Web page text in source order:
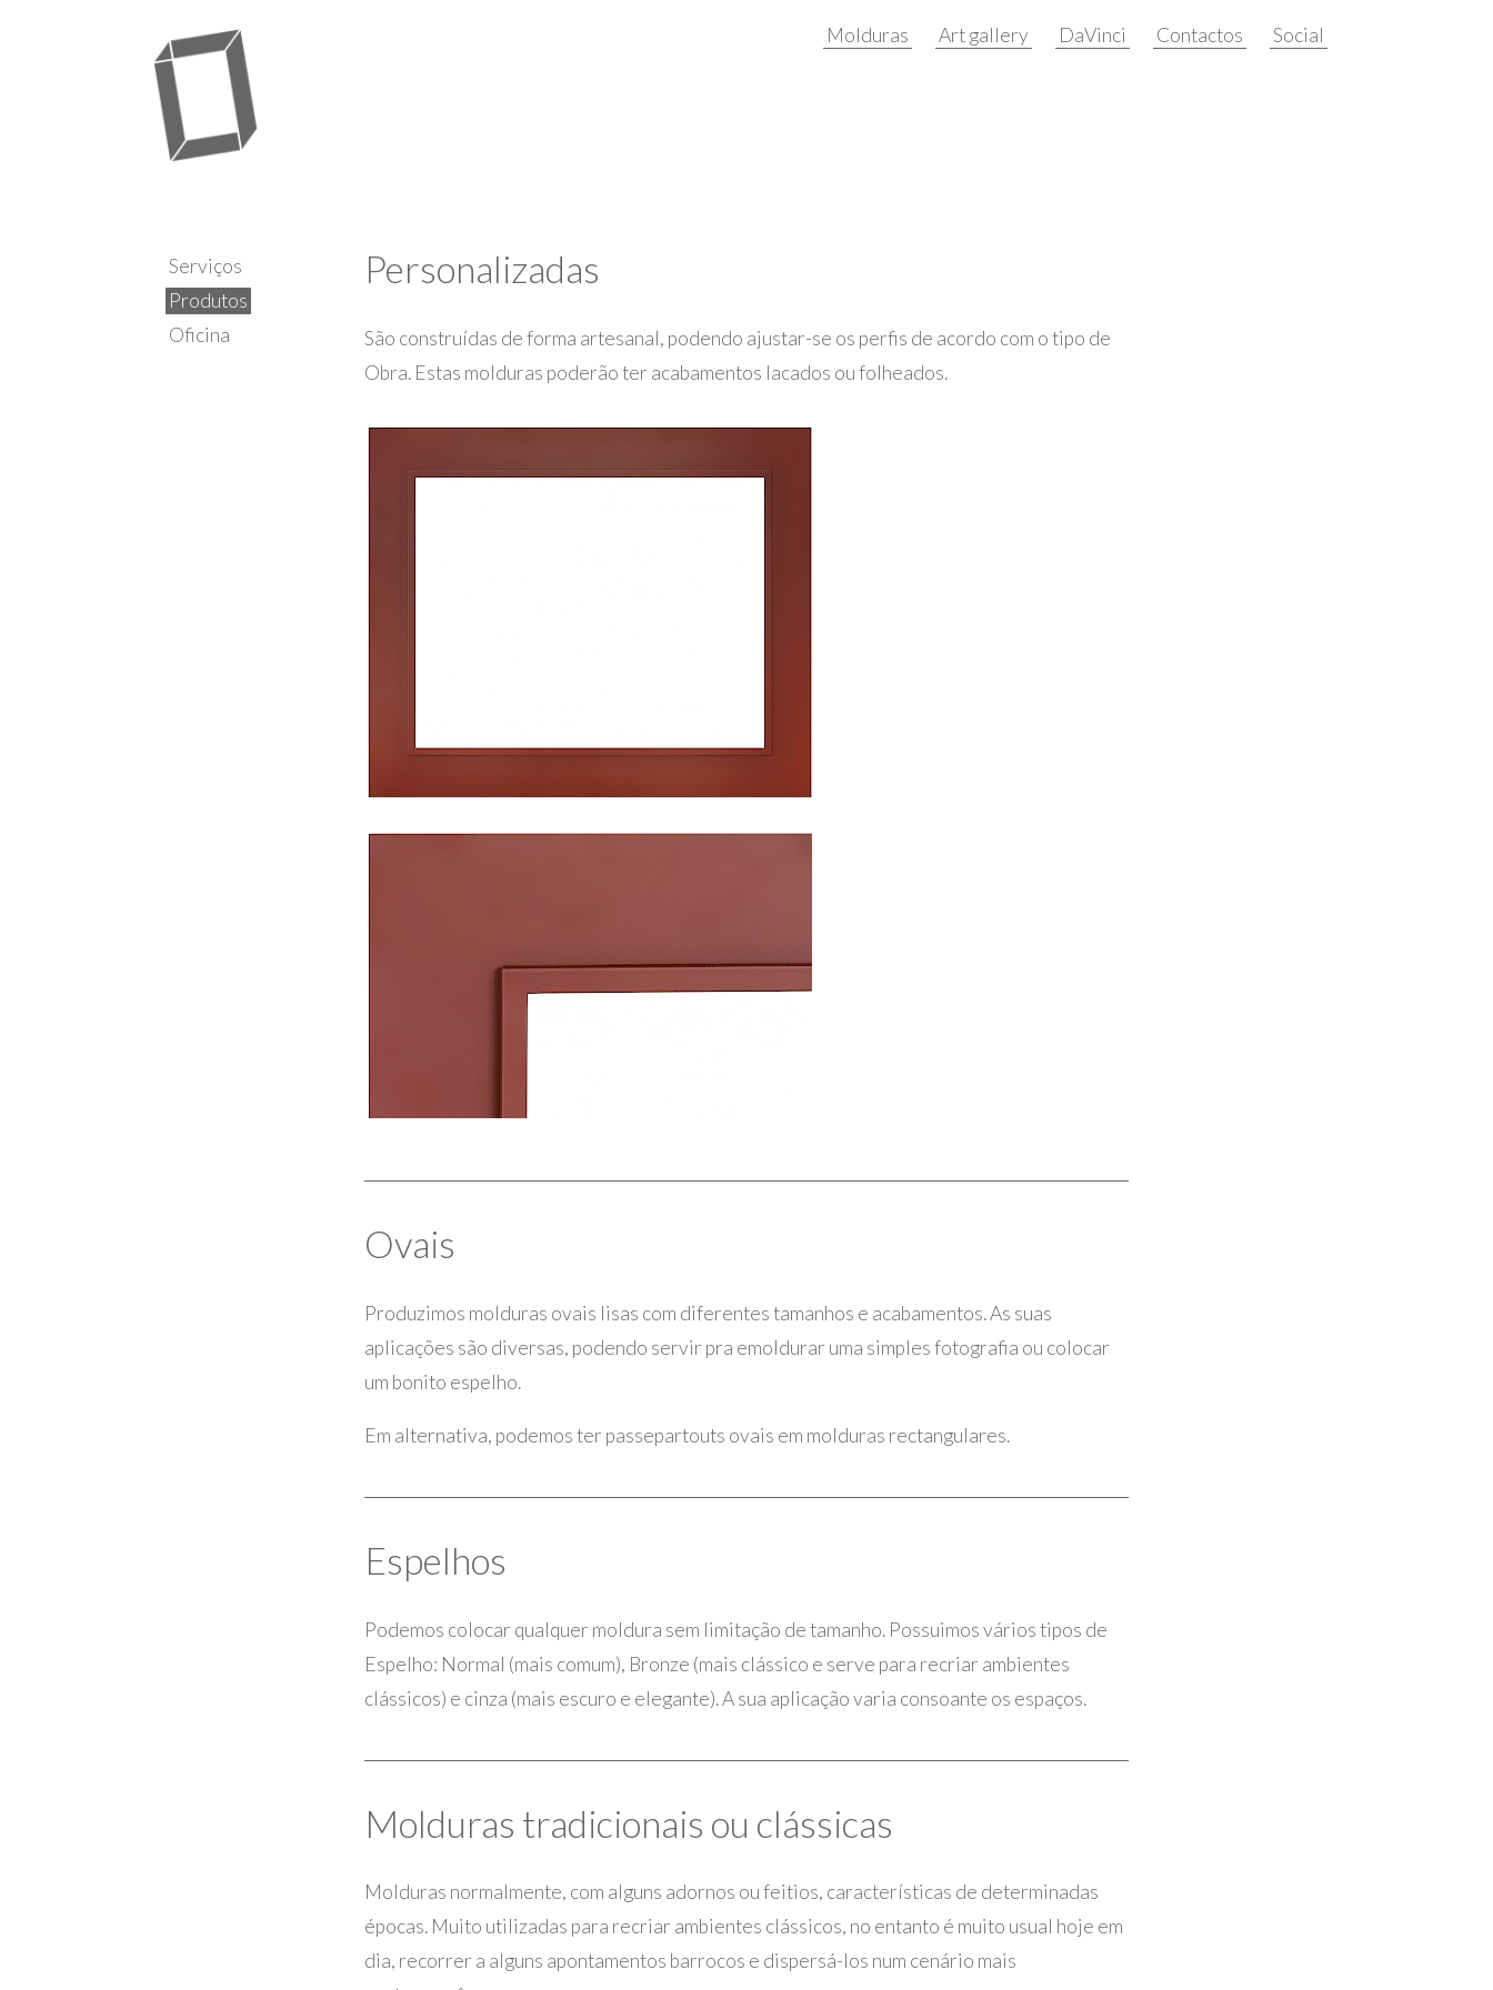
Molduras Art gallery DaVinci Contactos
Serviços
Produtos
Oficina
Personalizadas
São construídas de forma artesanal, podendo ajustar-se os perfis de acordo com o tipo de
Obra. Estas molduras poderão ter acabamentos lacados ou folheados.
Ovais
Produzimos molduras ovais lisas com diferentes tamanhos e acabamentos. As suas
aplicações são diversas, podendo servir pra emoldurar uma simples fotografia ou colocar
um bonito espelho.
Em alternativa, podemos ter passepartouts ovais em molduras rectangulares.
Espelhos
Podemos colocar qualquer moldura sem limitação de tamanho. Possuimos vários tipos de
Espelho: Normal (mais comum), Bronze (mais clássico e serve para recriar ambientes
clássicos) e cinza (mais escuro e elegante). A sua aplicação varia consoante os espaços.
Molduras tradicionais ou clássicas
Molduras normalmente, com alguns adornos ou feitios, características de determinadas
épocas. Muito utilizadas para recriar ambientes clássicos, no entanto é muito usual hoje em
dia, recorrer a alguns apontamentos barrocos e dispersá-los num cenário mais